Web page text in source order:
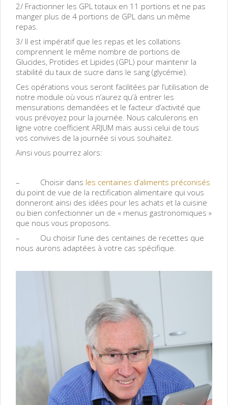
2/ Fractionner les GPL totaux en 11 portions et ne pas
manger plus de 4 portions de GPL dans un même
repas.
3/ Il est impératif que les repas et les collations
comprennent le même nombre de portions de
Glucides, Protides et Lipides (GPL) pour maintenir la
stabilité du taux de sucre dans le sang (glycémie).
Ces opérations vous seront facilitées par l’utilisation de
notre module où vous n’aurez qu’à entrer les
mensurations demandées et le facteur d’activité que
vous prévoyez pour la journée. Nous calculerons en
ligne votre coefficient ARJUM mais aussi celui de tous
vos convives de la journée si vous souhaitez.
Ainsi vous pourrez alors:
– Choisir dans les centaines d’aliments préconisés
du point de vue de la rectification alimentaire qui vous
donneront ainsi des idées pour les achats et la cuisine
ou bien confectionner un de « menus gastronomiques »
que nous vous proposons.
– Ou choisir l’une des centaines de recettes que
nous aurons adaptées à votre cas spécifique.